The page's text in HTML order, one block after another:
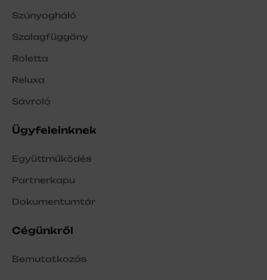
Szúnyogháló
Szalagfüggöny
Roletta
Reluxa
Sávroló
Ügyfeleinknek
Együttműködés
Partnerkapu
Dokumentumtár
Cégünkről
Bemutatkozás